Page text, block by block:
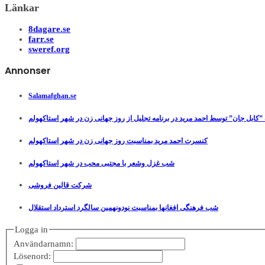
Länkar
8dagare.se
farr.se
sweref.org
Annonser
Salamafghan.se
”کابل جان” توسط احمد مرید در برنامه تجلیل از روز جهانی زن در شهر استاکهولم
کنسرت احمد مرید بمناسبت روز جهانی زن در شهر استاکهولم
شب غزل وشعر با مجتبی محب در شهر استاکهولم
شرکت قالین فروشی
شب فرهنگی افغانها بمناسبت نودونهمین سالگرد استرداد استقلال
Logga in
Användarnamn:
Lösenord: